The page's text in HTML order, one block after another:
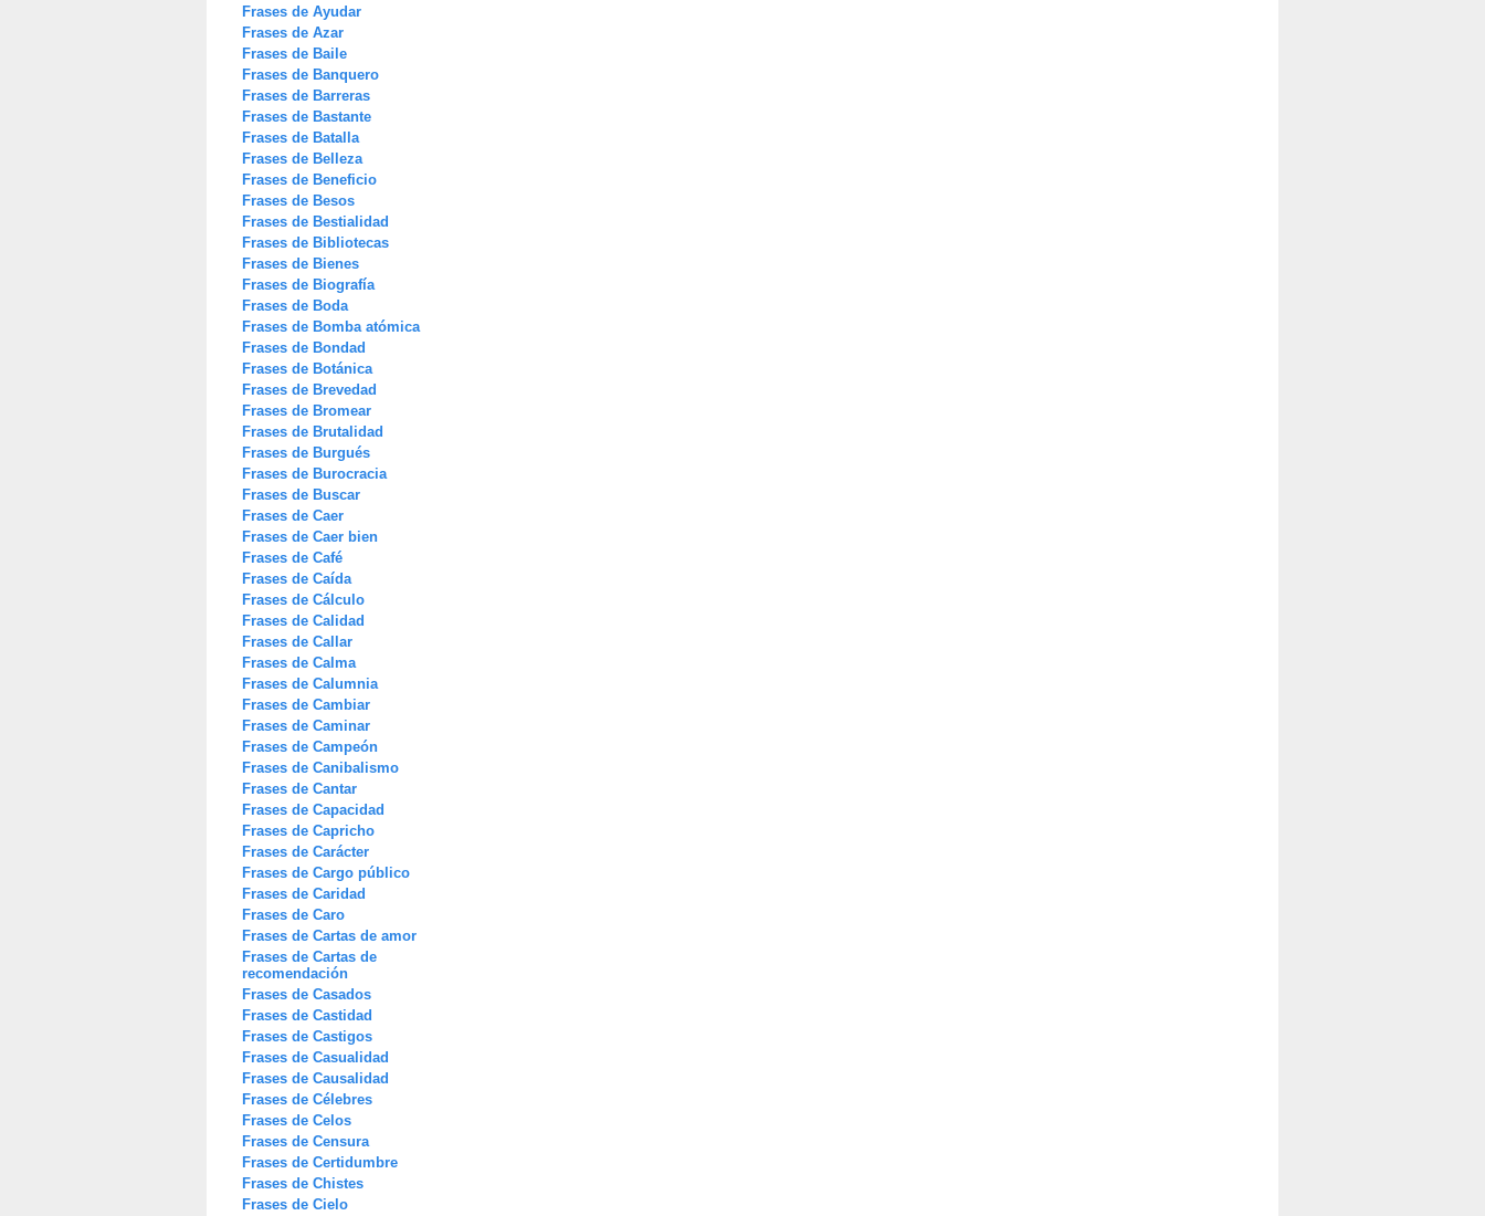
Frases de Ayudar
Frases de Azar
Frases de Baile
Frases de Banquero
Frases de Barreras
Frases de Bastante
Frases de Batalla
Frases de Belleza
Frases de Beneficio
Frases de Besos
Frases de Bestialidad
Frases de Bibliotecas
Frases de Bienes
Frases de Biografía
Frases de Boda
Frases de Bomba atómica
Frases de Bondad
Frases de Botánica
Frases de Brevedad
Frases de Bromear
Frases de Brutalidad
Frases de Burgués
Frases de Burocracia
Frases de Buscar
Frases de Caer
Frases de Caer bien
Frases de Café
Frases de Caída
Frases de Cálculo
Frases de Calidad
Frases de Callar
Frases de Calma
Frases de Calumnia
Frases de Cambiar
Frases de Caminar
Frases de Campeón
Frases de Canibalismo
Frases de Cantar
Frases de Capacidad
Frases de Capricho
Frases de Carácter
Frases de Cargo público
Frases de Caridad
Frases de Caro
Frases de Cartas de amor
Frases de Cartas de
recomendación
Frases de Casados
Frases de Castidad
Frases de Castigos
Frases de Casualidad
Frases de Causalidad
Frases de Célebres
Frases de Celos
Frases de Censura
Frases de Certidumbre
Frases de Chistes
Frases de Cielo